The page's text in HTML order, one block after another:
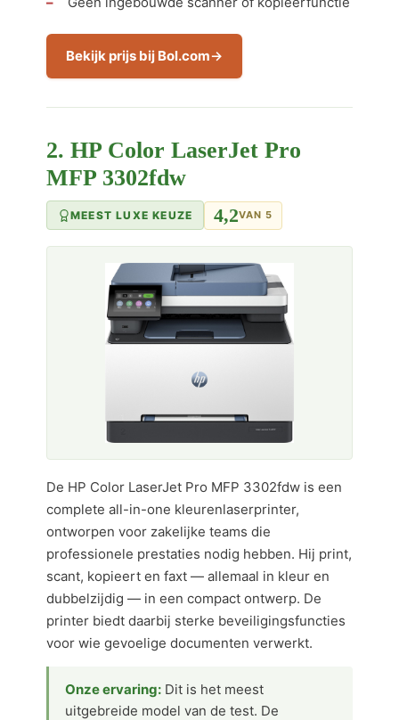
Bekijk prijs bij Bol.com
2. HP Color LaserJet Pro
MFP 3302fdw
MEEST LUXE KEUZE 4,2VAN 5
De HP Color LaserJet Pro MFP 3302fdw is een
complete all-in-one kleurenlaserprinter,
ontworpen voor zakelijke teams die
professionele prestaties nodig hebben. Hij print,
scant, kopieert en faxt — allemaal in kleur en
dubbelzijdig — in een compact ontwerp. De
printer biedt daarbij sterke beveiligingsfuncties
voor wie gevoelige documenten verwerkt.
Onze ervaring: Dit is het meest
uitgebreide model van de test. De